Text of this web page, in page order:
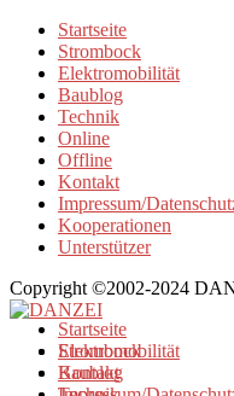
Startseite
Strombock
Elektromobilität
Baublog
Technik
Online
Offline
Kontakt
Impressum/
Kooperationen
Unterstützer
Copyright ©2002-2024
Startseite
Strombock
Kontakt
Elektromobilität
Baublog